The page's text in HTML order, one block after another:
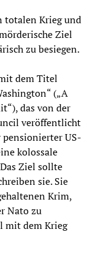
totalen Krieg und
Ziel
zu besiegen.
dem Titel
(„A
das von der
veröffentlicht
pensionierter US-
kolossale
Ziel sollte
sie. Sie
Krim,
Nato zu
mit dem Krieg